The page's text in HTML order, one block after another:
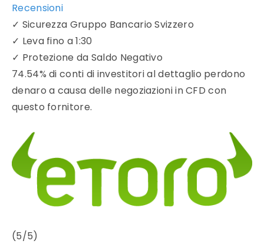
Recensioni
✓ Sicurezza Gruppo Bancario Svizzero
✓ Leva fino a 1:30
✓ Protezione da Saldo Negativo
74.54% di conti di investitori al dettaglio perdono
denaro a causa delle negoziazioni in CFD con
questo fornitore.
(5/5)